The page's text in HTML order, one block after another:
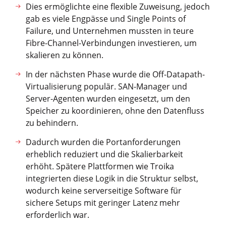
Dies ermöglichte eine flexible Zuweisung, jedoch
gab es viele Engpässe und Single Points of
Failure, und Unternehmen mussten in teure
Fibre-Channel-Verbindungen investieren, um
skalieren zu können.
In der nächsten Phase wurde die Off-Datapath-
Virtualisierung populär. SAN-Manager und
Server-Agenten wurden eingesetzt, um den
Speicher zu koordinieren, ohne den Datenfluss
zu behindern.
Dadurch wurden die Portanforderungen
erheblich reduziert und die Skalierbarkeit
erhöht. Spätere Plattformen wie Troika
integrierten diese Logik in die Struktur selbst,
wodurch keine serverseitige Software für
sichere Setups mit geringer Latenz mehr
erforderlich war.